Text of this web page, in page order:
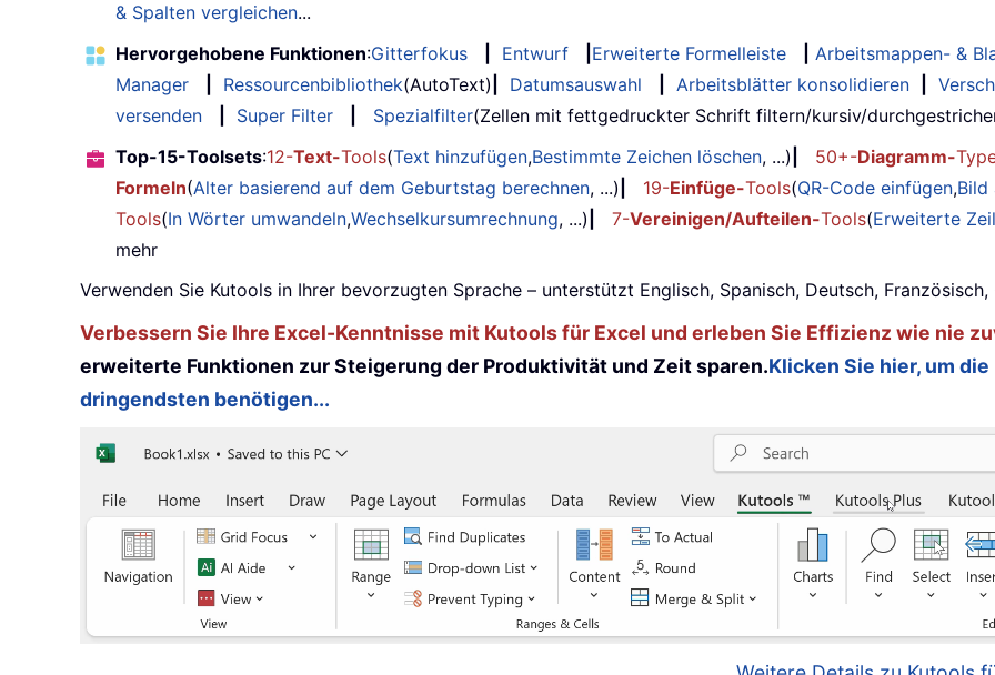
& Spalten vergleichen...
Hervorgehobene Funktionen:Gitterfokus Entwurf Erweiterte Formelleiste
Arbeitsmappen- &
Manager
Ressourcenbibliothek(AutoText) Datumsauswahl Arbeitsblätter konsolidieren
versenden
Super Filter Spezialfilter(Zellen mit fettgedruckter Schrift filtern/kursiv/
Top-15-Toolsets:12-Text-Tools(Text hinzufügen,Bestimmte Zeichen löschen, ...) 50+-Diagramm-
Formeln(Alter basierend auf dem Geburtstag berechnen, ...) 19-Einfüge-Tools(QR-Code einfügen,Bild
Tools(In Wörter umwandeln,Wechselkursumrechnung, ...) 7-Vereinigen/Aufteilen-Tools(Erweiterte
mehr
Verwenden Sie Kutools in Ihrer bevorzugten Sprache – unterstützt Englisch, Spanisch, Deutsch,
Verbessern Sie Ihre Excel-Kenntnisse mit Kutools für Excel und erleben Sie Effizienz wie nie
erweiterte Funktionen zur Steigerung der Produktivität und Zeit sparen.Klicken Sie hier, um
dringendsten benötigen...